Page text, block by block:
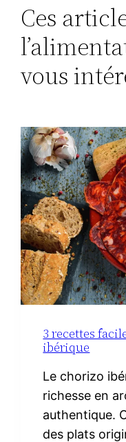
Ces
vous
3 recettes
ibérique
Le chorizo
richesse en
authentique.
des plats